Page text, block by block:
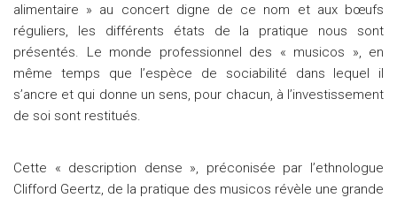
alimentaire » au concert digne de ce nom et aux bœufs
réguliers, les différents états de la pratique nous sont
présentés. Le monde professionnel des « musicos », en
même temps que l’espèce de sociabilité dans lequel il
s’ancre et qui donne un sens, pour chacun, à l’investissement
de soi sont restitués.
Cette « description dense », préconisée par l’ethnologue
Clifford Geertz, de la pratique des musicos révèle une grande